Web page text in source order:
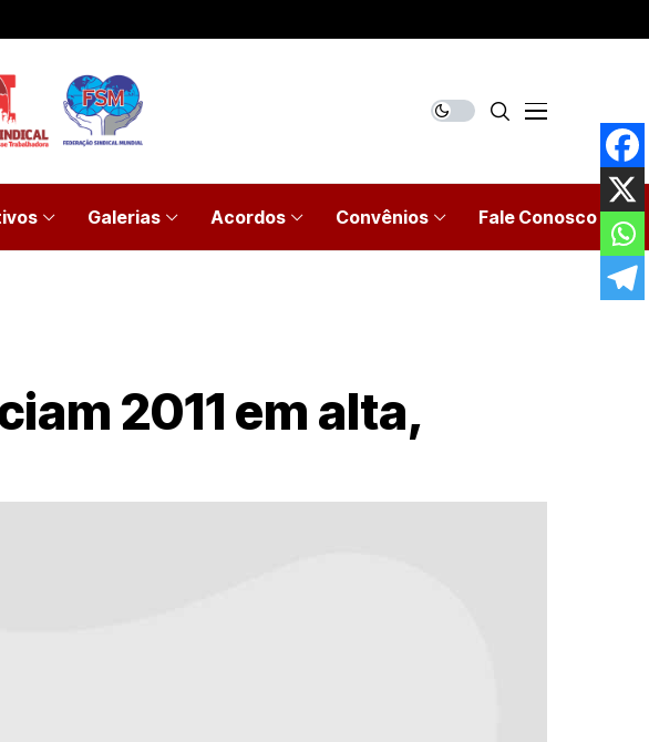
Galerias Acordos Convênios Fale Conosco
2011 em alta,